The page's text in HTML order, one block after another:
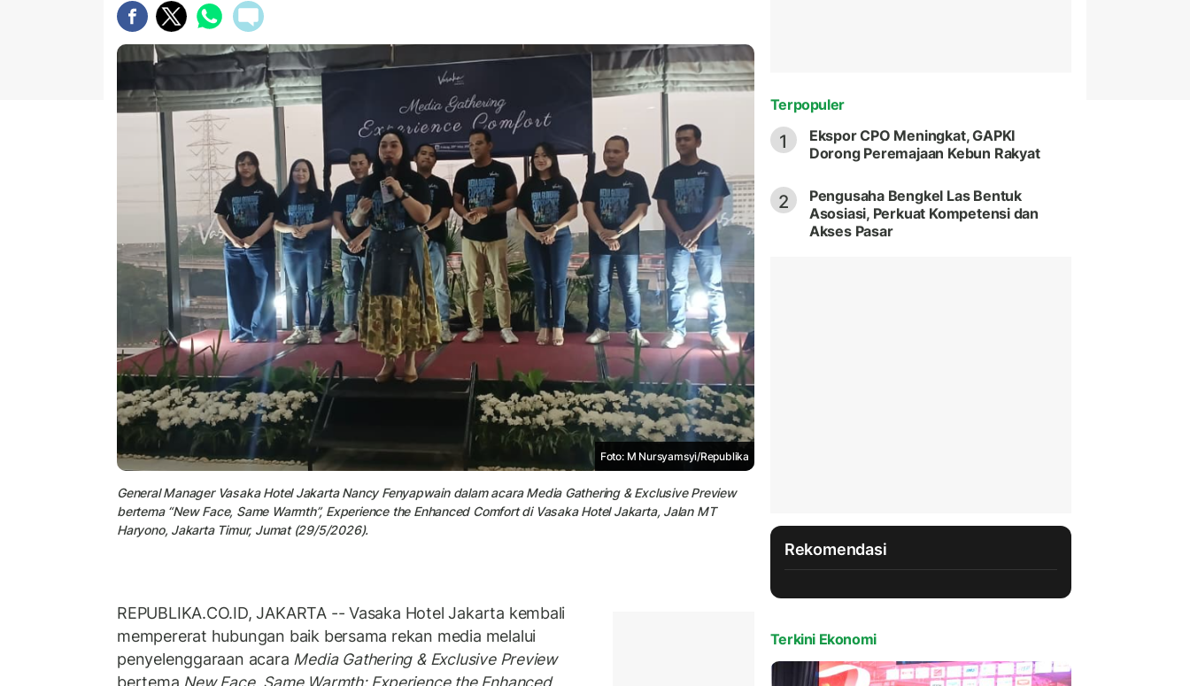
Foto: M Nursyamsyi/Republika
General Manager Vasaka Hotel Jakarta Nancy Fenyapwain dalam acara Media Gathering & Exclusive Preview
bertema “New Face, Same Warmth”, Experience the Enhanced Comfort di Vasaka Hotel Jakarta, Jalan MT
Haryono, Jakarta Timur, Jumat (29/5/2026).
REPUBLIKA.CO.ID, JAKARTA -- Vasaka Hotel Jakarta kembali
mempererat hubungan baik bersama rekan media melalui
penyelenggaraan acara Media Gathering & Exclusive Preview
bertema New Face, Same Warmth: Experience the Enhanced
Terpopuler
1
Ekspor CPO Meningkat, GAPKI
Dorong Peremajaan Kebun Rakyat
2
Pengusaha Bengkel Las Bentuk
Asosiasi, Perkuat Kompetensi dan
Akses Pasar
Rekomendasi
Terkini Ekonomi